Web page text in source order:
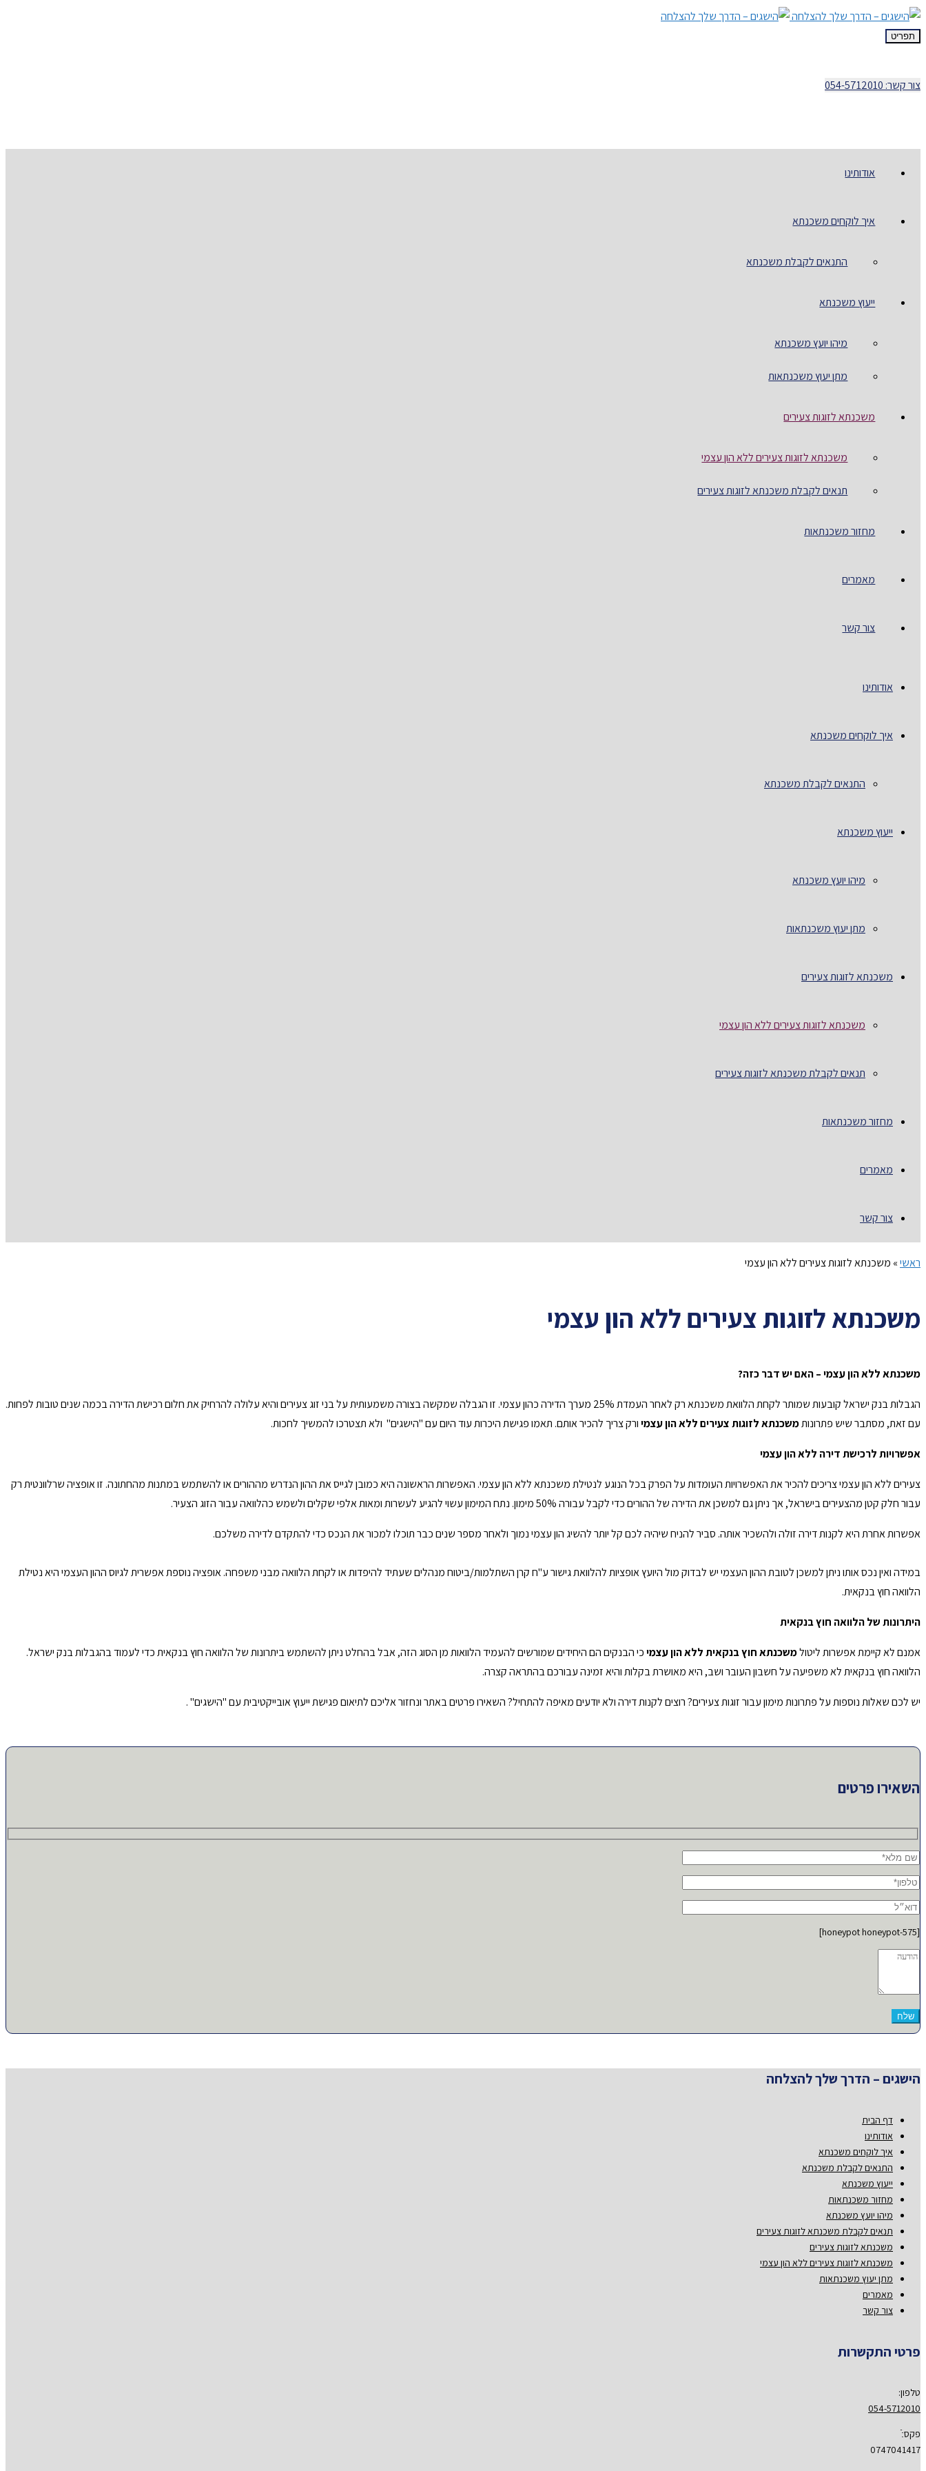
תפריט
צור קשר: 054-5712010
אודותינו
איך לוקחים משכנתא
התנאים לקבלת משכנתא
ייעוץ משכנתא
מיהו יועץ משכנתא
מתן יעוץ משכנתאות
משכנתא לזוגות צעירים
משכנתא לזוגות צעירים ללא הון עצמי
תנאים לקבלת משכנתא לזוגות צעירים
מחזור משכנתאות
מאמרים
צור קשר
אודותינו
איך לוקחים משכנתא
התנאים לקבלת משכנתא
ייעוץ משכנתא
מיהו יועץ משכנתא
מתן יעוץ משכנתאות
משכנתא לזוגות צעירים
משכנתא לזוגות צעירים ללא הון עצמי
תנאים לקבלת משכנתא לזוגות צעירים
מחזור משכנתאות
מאמרים
צור קשר
ראשי» משכנתא לזוגות צעירים ללא הון עצמי
משכנתא לזוגות צעירים ללא הון עצמי
משכנתא ללא הון עצמי – האם יש דבר כזה?
הגבלות בנק ישראל קובעות שמותר לקחת הלוואת משכנתא רק לאחר העמדת 25% מערך הדירה כהון עצמי. זו הגבלה שמקשה בצורה משמעותית על בני זוג צעירים והיא עלולה להרחיק את חלום רכישת הדירה בכמה שנים טובות לפחות.
עם זאת, מסתבר שיש פתרונותמשכנתא לזוגות צעירים ללא הון עצמיורק צריך להכיר אותם. תאמו פגישת היכרות עוד היום עם "הישגים" ולא תצטרכו להמשיך לחכות.
אפשרויות לרכישת דירה ללא הון עצמי
צעירים ללא הון עצמי צריכים להכיר את האפשרויות העומדות על הפרק בכל הנוגע לנטילת משכנתא ללא הון עצמי. האפשרות הראשונה היא כמובן לגייס את ההון הנדרש מההורים או להשתמש במתנות מהחתונה. זו אופציה שרלוונטית רק
עבור חלק קטן מהצעירים בישראל, אך ניתן גם למשכן את הדירה של ההורים כדי לקבל עבורה 50% מימון. נתח המימון עשוי להגיע לעשרות ומאות אלפי שקלים ולשמש כהלוואה עבור הזוג הצעיר.
אפשרות אחרת היא לקנות דירה זולה ולהשכיר אותה. סביר להניח שיהיה לכם קל יותר להשיג הון עצמי נמוך ולאחר מספר שנים כבר תוכלו למכור את הנכס כדי להתקדם לדירה משלכם.
במידה ואין נכס אותו ניתן למשכן לטובת ההון העצמי יש לבדוק מול היועץ אופציות להלוואת גישור ע"ח קרן השתלמות/ביטוח מנהלים שעתיד להיפדות או לקחת הלוואה מבני משפחה. אופציה נוספת אפשרית לגיוס ההון העצמי היא נטילת
הלוואה חוץ בנקאית.
היתרונות של הלוואה חוץ בנקאית
אמנם לא קיימת אפשרות ליטולמשכנתא חוץ בנקאית ללא הון עצמיכי הבנקים הם היחידים שמורשים להעמיד הלוואות מן הסוג הזה, אבל בהחלט ניתן להשתמש ביתרונות של הלוואה חוץ בנקאית כדי לעמוד בהגבלות בנק ישראל.
הלוואה חוץ בנקאית לא משפיעה על חשבון העובר ושב, היא מאושרת בקלות והיא זמינה עבורכם בהתראה קצרה.
יש לכם שאלות נוספות על פתרונות מימון עבור זוגות צעירים? רוצים לקנות דירה ולא יודעים מאיפה להתחיל? השאירו פרטים באתר ונחזור אליכם לתיאום פגישת ייעוץ אובייקטיבית עם "הישגים" .
השאירו פרטים
[honeypot honeypot-575]
הישגים – הדרך שלך להצלחה
דף הבית
אודותינו
איך לוקחים משכנתא
התנאים לקבלת משכנתא
ייעוץ משכנתא
מחזור משכנתאות
מיהו יועץ משכנתא
תנאים לקבלת משכנתא לזוגות צעירים
משכנתא לזוגות צעירים
משכנתא לזוגות צעירים ללא הון עצמי
מתן יעוץ משכנתאות
מאמרים
צור קשר
פרטי התקשרות
טלפון:
054-5712010
פקס:ֿ
0747041417